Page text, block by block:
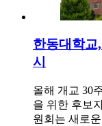
한동대학교
시
올해 개교 30
을 위한 후보
원회는 새로